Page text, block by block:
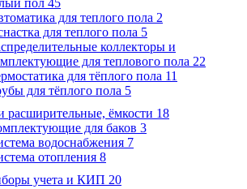
пол 45
для теплого пола 2
для теплого пола 5
коллекторы и
для теплового пола 22
для тёплого пола 11
для тёплого пола 5
расширительные, ёмкости 18
для баков 3
водоснабжения 7
отопления 8
учета и КИП 20